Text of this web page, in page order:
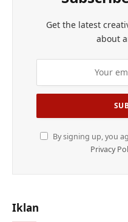
Get the latest
about
By signing up, you
Privacy
Iklan